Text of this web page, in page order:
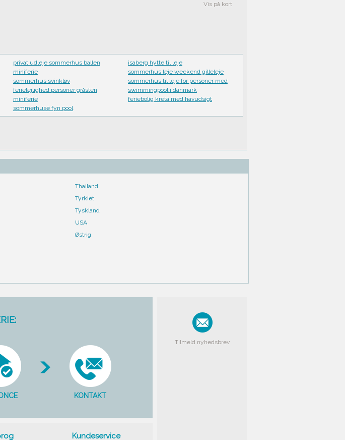
Vis på kort
privat udleje sommerhus ballen
miniferie
sommerhus svinkløv
ferielejlighed personer gråsten
miniferie
sommerhuse fyn pool
isaberg hytte til leje
sommerhus leje weekend gilleleje
sommerhus til leje for personer med
swimmingpool i danmark
feriebolig kreta med havudsigt
Thailand
Tyrkiet
Tyskland
USA
Østrig
KONTAKT
Kundeservice
Tilmeld nyhedsbrev